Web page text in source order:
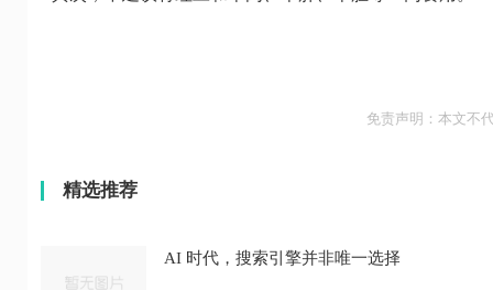
免责声明：本文不
精选推荐
AI 时代，搜索引擎并非唯一选择